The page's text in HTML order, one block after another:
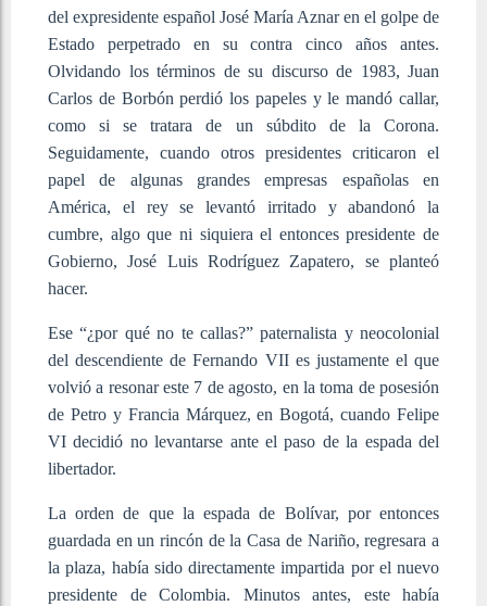
del expresidente español José María Aznar en el golpe de
Estado perpetrado en su contra cinco años antes.
Olvidando los términos de su discurso de 1983, Juan
Carlos de Borbón perdió los papeles y le mandó callar,
como si se tratara de un súbdito de la Corona.
Seguidamente, cuando otros presidentes criticaron el
papel de algunas grandes empresas españolas en
América, el rey se levantó irritado y abandonó la
cumbre, algo que ni siquiera el entonces presidente de
Gobierno, José Luis Rodríguez Zapatero, se planteó
hacer.
Ese “¿por qué no te callas?” paternalista y neocolonial
del descendiente de Fernando VII es justamente el que
volvió a resonar este 7 de agosto, en la toma de posesión
de Petro y Francia Márquez, en Bogotá, cuando Felipe
VI decidió no levantarse ante el paso de la espada del
libertador.
La orden de que la espada de Bolívar, por entonces
guardada en un rincón de la Casa de Nariño, regresara a
la plaza, había sido directamente impartida por el nuevo
presidente de Colombia. Minutos antes, este había